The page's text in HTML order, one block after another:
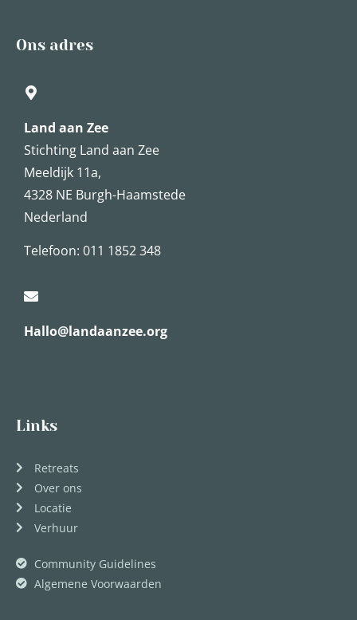
Ons adres
Land aan Zee
Stichting Land aan Zee
Meeldijk 11a,
4328 NE Burgh-Haamstede
Nederland
Telefoon: 011 1852 348
Hallo@landaanzee.org
Links
Retreats
Over ons
Locatie
Verhuur
Community Guidelines
Algemene Voorwaarden